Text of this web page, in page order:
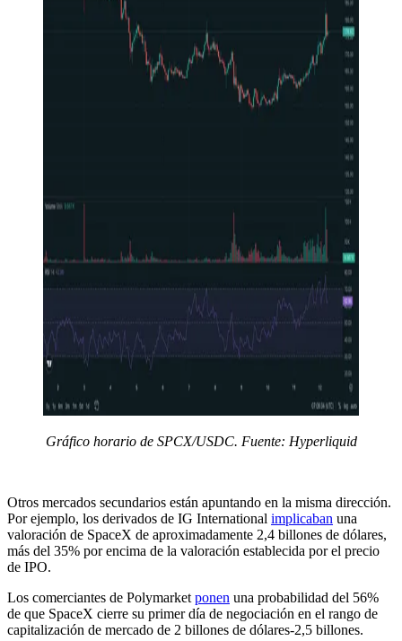
Gráfico horario de SPCX/USDC. Fuente: Hyperliquid
Otros mercados secundarios están apuntando en la misma dirección.
Por ejemplo, los derivados de IG International implicaban una
valoración de SpaceX de aproximadamente 2,4 billones de dólares,
más del 35% por encima de la valoración establecida por el precio
de IPO.
Los comerciantes de Polymarket ponen una probabilidad del 56%
de que SpaceX cierre su primer día de negociación en el rango de
capitalización de mercado de 2 billones de dólares-2,5 billones.